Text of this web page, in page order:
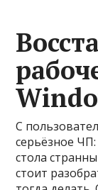
С
серьёзное
стола
стоит